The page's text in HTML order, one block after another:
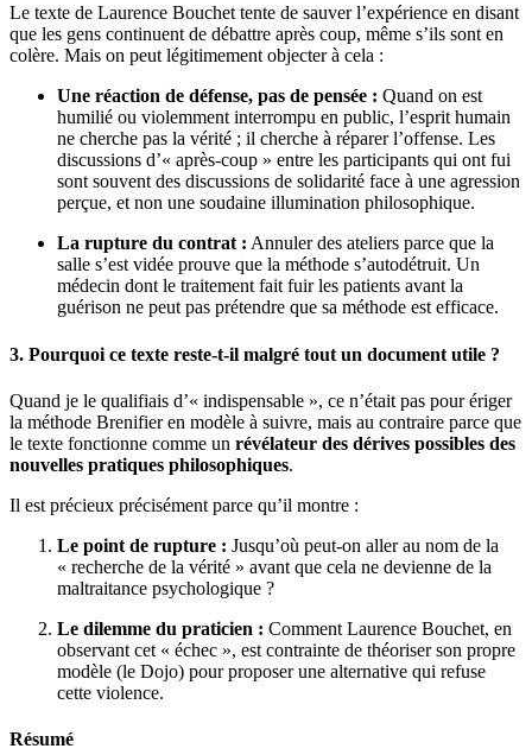
Le texte de Laurence Bouchet tente de sauver l’expérience en disant
que les gens continuent de débattre après coup, même s’ils sont en
colère. Mais on peut légitimement objecter à cela :
Une réaction de défense, pas de pensée : Quand on est
humilié ou violemment interrompu en public, l’esprit humain
ne cherche pas la vérité ; il cherche à réparer l’offense. Les
discussions d’« après-coup » entre les participants qui ont fui
sont souvent des discussions de solidarité face à une agression
perçue, et non une soudaine illumination philosophique.
La rupture du contrat : Annuler des ateliers parce que la
salle s’est vidée prouve que la méthode s’autodétruit. Un
médecin dont le traitement fait fuir les patients avant la
guérison ne peut pas prétendre que sa méthode est efficace.
3. Pourquoi ce texte reste-t-il malgré tout un document utile ?
Quand je le qualifiais d’« indispensable », ce n’était pas pour ériger
la méthode Brenifier en modèle à suivre, mais au contraire parce que
le texte fonctionne comme un révélateur des dérives possibles des
nouvelles pratiques philosophiques.
Il est précieux précisément parce qu’il montre :
Le point de rupture : Jusqu’où peut-on aller au nom de la
« recherche de la vérité » avant que cela ne devienne de la
maltraitance psychologique ?
Le dilemme du praticien : Comment Laurence Bouchet, en
observant cet « échec », est contrainte de théoriser son propre
modèle (le Dojo) pour proposer une alternative qui refuse
cette violence.
Résumé